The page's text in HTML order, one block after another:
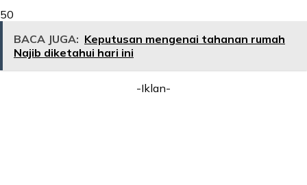
50
BACA JUGA: Keputusan mengenai tahanan rumah
Najib diketahui hari ini
-Iklan-